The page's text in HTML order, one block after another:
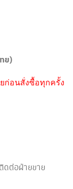
ย)
ก่อนสั่งซื้อทุกครั้ง
ดต่อฝ่ายขาย